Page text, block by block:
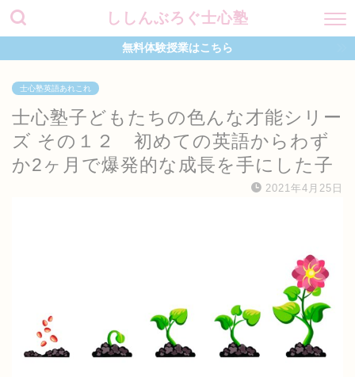
ししんぶろぐ士心塾
無料体験授業はこちら
士心塾英語あれこれ
士心塾子どもたちの色んな才能シリー
ズ その１２ 初めての英語からわず
か2ヶ月で爆発的な成長を手にした子
2021年4月25日